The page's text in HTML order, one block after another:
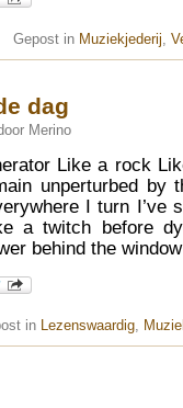
Gepost in Muziekjederij
dag
Merino
Like a rock
unperturbed by
I turn I’ve
a twitch before
behind the
in Lezenswaardig